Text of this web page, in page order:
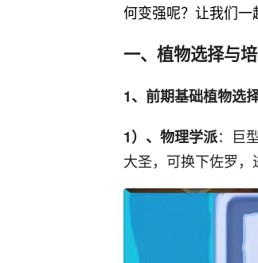
何变强呢？让我们一
一、植物选择与
1、前期基础植物选
1）、物理学派：巨
大圣，可换下佐罗，